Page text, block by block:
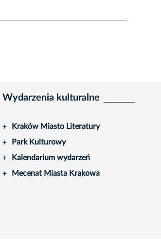
Wydarzenia kulturalne
+ Kraków Miasto Literatury
+ Park Kulturowy
+ Kalendarium wydarzeń
+ Mecenat Miasta Krakowa